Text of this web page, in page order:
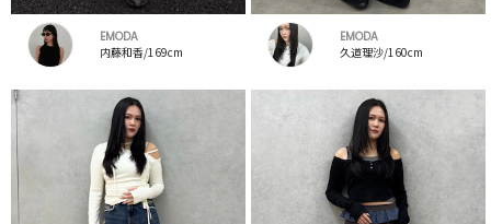
EMODA
内藤和香/169cm
EMODA
久道理沙/160cm